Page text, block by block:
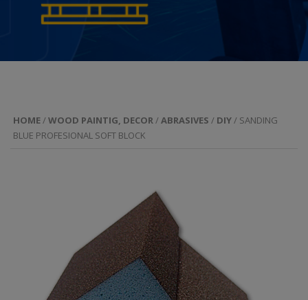
HOME /WOOD PAINTIG, DECOR /ABRASIVES / DIY / SANDING
BLUE PROFESIONAL SOFT BLOCK